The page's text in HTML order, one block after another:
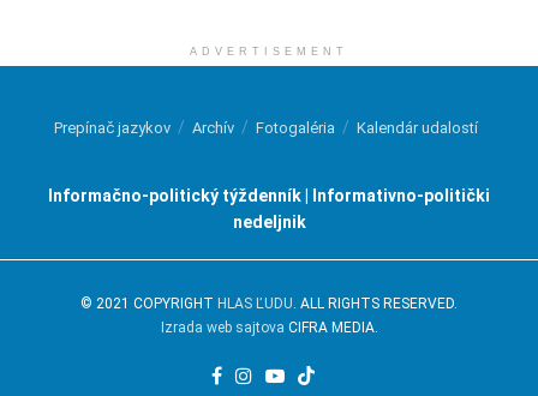
ADVERTISEMENT
Prepínač jazykov Archív Fotogaléria Kalendár udalostí
Informačno-politický týždenník | Informativno-politički
nedeljnik
© 2021 COPYRIGHT HLAS ĽUDU . ALL RIGHTS RESERVED.
Izrada web sajtova CIFRA MEDIA.